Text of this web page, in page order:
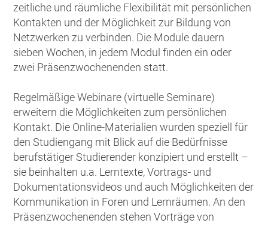
zeitliche und räumliche Flexibilität mit persönlichen
Kontakten und der Möglichkeit zur Bildung von
Netzwerken zu verbinden. Die Module dauern
sieben Wochen, in jedem Modul finden ein oder
zwei Präsenzwochenenden statt.
Regelmäßige Webinare (virtuelle Seminare)
erweitern die Möglichkeiten zum persönlichen
Kontakt. Die Online-Materialien wurden speziell für
den Studiengang mit Blick auf die Bedürfnisse
berufstätiger Studierender konzipiert und erstellt –
sie beinhalten u.a. Lerntexte, Vortrags- und
Dokumentationsvideos und auch Möglichkeiten der
Kommunikation in Foren und Lernräumen. An den
Präsenzwochenenden stehen Vorträge von